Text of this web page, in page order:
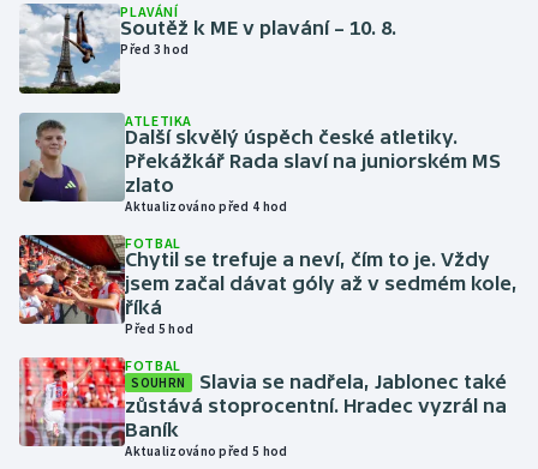
Házená
Jezdectví
Judo
Krasobruslení
Lezení
Lyže a snowboard
Moderní pětiboj
Motorsport
PLAVÁNÍ
Soutěž k ME v plavání – 10. 8.
Před 3 hod
ATLETIKA
Další skvělý úspěch české atletiky.
Překážkář Rada slaví na juniorském MS
zlato
Aktualizováno před 4 hod
FOTBAL
Chytil se trefuje a neví, čím to je. Vždy
jsem začal dávat góly až v sedmém kole,
říká
Před 5 hod
FOTBAL
SOUHRN
Slavia se nadřela, Jablonec také
zůstává stoprocentní. Hradec vyzrál na
Baník
Aktualizováno před 5 hod